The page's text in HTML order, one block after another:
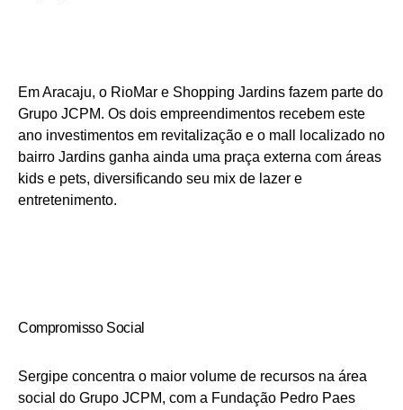
Em Aracaju, o RioMar e Shopping Jardins fazem parte do
Grupo JCPM. Os dois empreendimentos recebem este
ano investimentos em revitalização e o mall localizado no
bairro Jardins ganha ainda uma praça externa com áreas
kids e pets, diversificando seu mix de lazer e
entretenimento.
Compromisso Social
Sergipe concentra o maior volume de recursos na área
social do Grupo JCPM, com a Fundação Pedro Paes